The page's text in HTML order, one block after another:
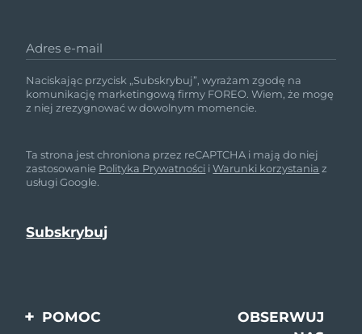
Adres e-mail
Naciskając przycisk „Subskrybuj”, wyrażam zgodę na
komunikację marketingową firmy FOREO. Wiem, że mogę
z niej zrezygnować w dowolnym momencie.
Ta strona jest chroniona przez reCAPTCHA i mają do niej
zastosowanie Polityka Prywatności iWarunki korzystania z
usługi Google.
POMOC
OBSERWUJ